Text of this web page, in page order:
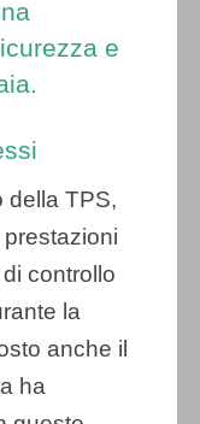
della TPS,
controllo
la
anche il
ha